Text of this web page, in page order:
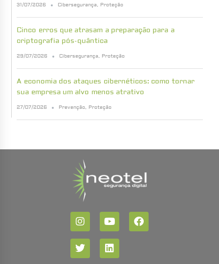
31/07/2026 Cibersegurança, Proteção
Cinco erros que atrasam a preparação para a
criptografia pós-quântica
29/07/2026 Cibersegurança, Proteção
A economia dos ataques cibernéticos: como tornar
sua empresa um alvo menos atrativo
27/07/2026 Prevenção, Proteção